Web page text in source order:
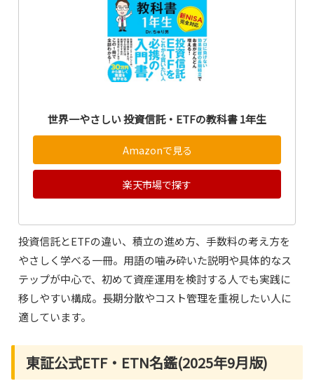
世界一やさしい 投資信託・ETFの教科書 1年生
Amazonで見る
楽天市場で探す
投資信託とETFの違い、積立の進め方、手数料の考え方を
やさしく学べる一冊。用語の噛み砕いた説明や具体的なス
テップが中心で、初めて資産運用を検討する人でも実践に
移しやすい構成。長期分散やコスト管理を重視したい人に
適しています。
東証公式ETF・ETN名鑑(2025年9月版)